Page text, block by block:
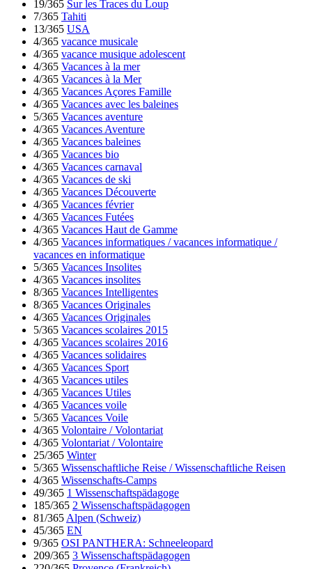
19/365 Sur les Traces du Loup
7/365 Tahiti
13/365 USA
4/365 vacance musicale
4/365 vacance musique adolescent
4/365 Vacances à la mer
4/365 Vacances à la Mer
4/365 Vacances Açores Famille
4/365 Vacances avec les baleines
5/365 Vacances aventure
4/365 Vacances Aventure
4/365 Vacances baleines
4/365 Vacances bio
4/365 Vacances carnaval
4/365 Vacances de ski
4/365 Vacances Découverte
4/365 Vacances février
4/365 Vacances Futées
4/365 Vacances Haut de Gamme
4/365 Vacances informatiques / vacances informatique /
vacances en informatique
5/365 Vacances Insolites
4/365 Vacances insolites
8/365 Vacances Intelligentes
8/365 Vacances Originales
4/365 Vacances Originales
5/365 Vacances scolaires 2015
4/365 Vacances scolaires 2016
4/365 Vacances solidaires
4/365 Vacances Sport
4/365 Vacances utiles
4/365 Vacances Utiles
4/365 Vacances voile
5/365 Vacances Voile
4/365 Volontaire / Volontariat
4/365 Volontariat / Volontaire
25/365 Winter
5/365 Wissenschaftliche Reise / Wissenschaftliche Reisen
4/365 Wissenschafts-Camps
49/365 1 Wissenschaftspädagoge
185/365 2 Wissenschaftspädagogen
81/365 Alpen (Schweiz)
45/365 EN
9/365 OSI PANTHERA: Schneeleopard
209/365 3 Wissenschaftspädagogen